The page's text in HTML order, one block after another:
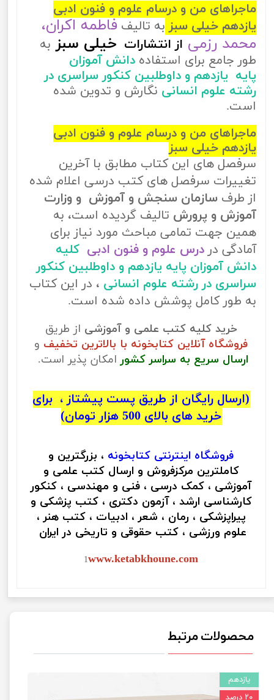
ماجراهای من و درسام علوم و فنون ادبی
یازدهم خیلی سبز به تالیف فاطمه اکران،
محمد رزمی از انتشارات خیلی سبز به
طور جامع برای استفاده دانش آموزان
پایه یازدهم و داوطلبین کنکور سراسری در
رشته علوم انسانی نگارش و تدوین شده
است.
ماجراهای من و درسام علوم و فنون ادبی
یازدهم خیلی سبز
سرفصل های این کتاب مطابق با آخرین
تغییرات سرفصل های کتب درسی اعلام شده
از طرف سازمان سنجش و آموزش و وزارت
آموزش و پرورش تالیف گردیده است، به
همین جهت تمامی مباحث مورد نیاز برای
آمادگی در درس علوم و فنون ادبی کلیه
دانش آموزان پایه یازدهم و داوطلبین کنکور
سراسری در رشته علوم انسانی ، در این کتاب
به طور کامل پوشش داده شده است.
خرید کلیه کتب علمی و آموزشی از طریق
فروشگاه آنلاین کتابخونه با بالاترین تخفیف و
ارسال سریع به سراسر کشور امکان پذیر است.
(ارسال رایگان از طریق پست پیشتاز ، برای
خرید های بالای 500 هزار تومان)
فروشگاه اینترنتی کتابخونه ، بزرگترین و
کاملترین مرکزفروش و ارسال کتب علمی و
آموزشی ، کمک درسی ، فنی و مهندسی ، کنکور
کارشناسی ارشد ، آزمون دکتری ، کتب پزشکی و
پیراپزشکی ، رمان ، شعر ، ادبیات ، کتب هنر ،
علوم ورزشی ، کتب حقوقی و تاریخی در ایران
1www.ketabkhoune.com
محصولات مرتبط
یازدهم
۲۰ درصد